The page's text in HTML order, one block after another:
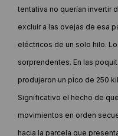
tentativa no querían invertir
excluir a las ovejas de esa
eléctricos de un solo hilo.
sorprendentes. En las
produjeron un pico de 250
Significativo el hecho de
movimientos en orden
hacia la parcela que